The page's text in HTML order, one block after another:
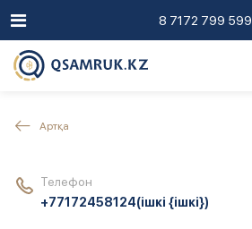
8 7172 799 599
Артқа
Телефон
+77172458124(ішкі {ішкі})